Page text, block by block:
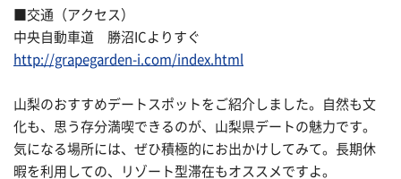
■交通（アクセス）
中央自動車道 勝沼ICよりすぐ
http://grapegarden-i.com/index.html
山梨のおすすめデートスポットをご紹介しました。自然も文
化も、思う存分満喫できるのが、山梨県デートの魅力です。
気になる場所には、ぜひ積極的にお出かけしてみて。長期休
暇を利用しての、リゾート型滞在もオススメですよ。